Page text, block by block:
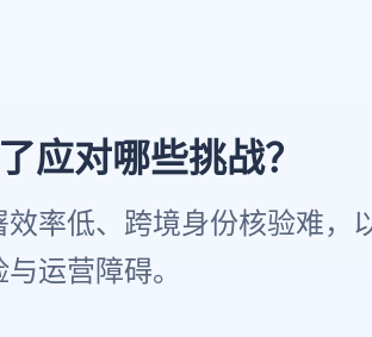
应对哪些挑战？
率低、跨境身份核验难，
运营障碍。